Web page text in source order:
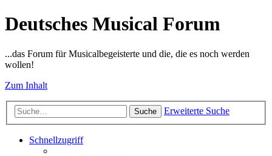
Deutsches Musical Forum
...das Forum für Musicalbegeisterte und die, die es noch werden
wollen!
Zum Inhalt
Suche Erweiterte Suche
Schnellzugriff